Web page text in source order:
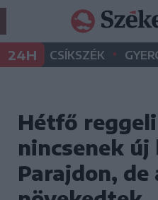
24H CSÍKSZÉK •
Hétfő
nincsenek új
Parajdon,